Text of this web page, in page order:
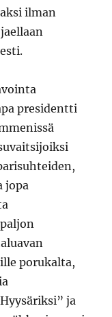
ilman
presidentti
jopa
porukalta,
ja